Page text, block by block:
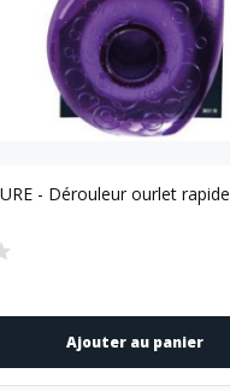
- Dérouleur ourlet rapide
Ajouter au panier